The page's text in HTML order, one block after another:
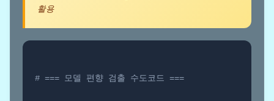
활용
# === 모델 편향 검출 수도코드 ===